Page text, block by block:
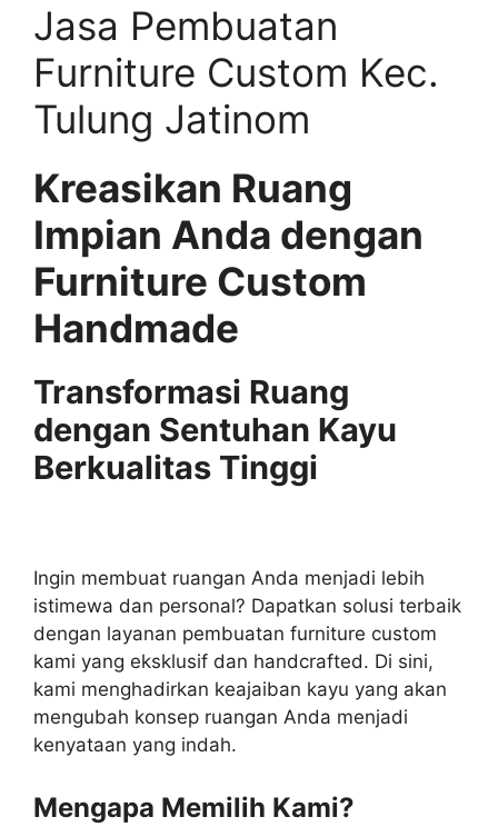
Jasa Pembuatan
Furniture Custom Kec.
Tulung Jatinom
Kreasikan Ruang
Impian Anda dengan
Furniture Custom
Handmade
Transformasi Ruang
dengan Sentuhan Kayu
Berkualitas Tinggi
Ingin membuat ruangan Anda menjadi lebih
istimewa dan personal? Dapatkan solusi terbaik
dengan layanan pembuatan furniture custom
kami yang eksklusif dan handcrafted. Di sini,
kami menghadirkan keajaiban kayu yang akan
mengubah konsep ruangan Anda menjadi
kenyataan yang indah.
Mengapa Memilih Kami?